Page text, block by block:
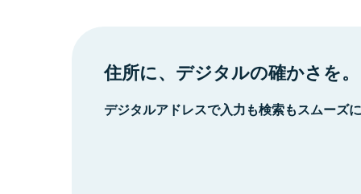
住所に、デジタルの確かさを。
デジタルアドレスで入力も検索もスムーズ